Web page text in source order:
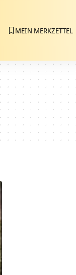
MEIN MERKZETTEL